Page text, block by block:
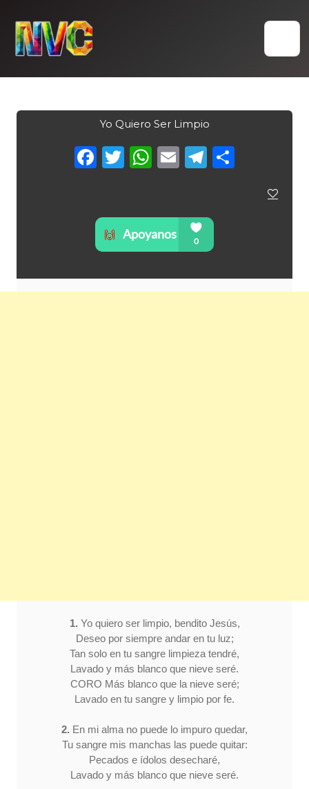
content
Yo Quiero Ser Limpio
Facebook
Twitter
WhatsApp
Email
1. Yo quiero ser limpio, bendito Jesús,
Deseo por siempre andar en tu luz;
Tan solo en tu sangre limpieza tendré,
Lavado y más blanco que nieve seré.
CORO Más blanco que la nieve seré;
Lavado en tu sangre y limpio por fe.
2. En mi alma no puede lo impuro quedar,
Tu sangre mis manchas las puede quitar:
Pecados e ídolos desecharé,
Lavado y más blanco que nieve seré.